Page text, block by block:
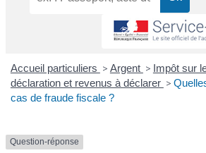
Accueil particuliers > Argent > Impôt sur
déclaration et revenus à déclarer >
cas de fraude fiscale ?
Question-réponse